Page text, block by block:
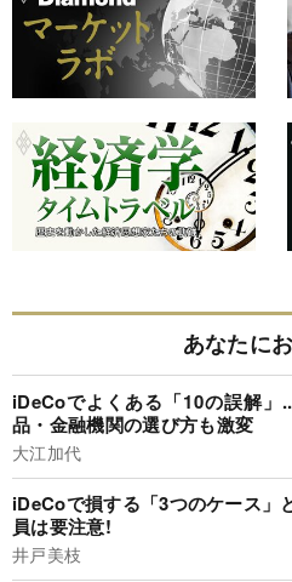
あなたに
iDeCoでよくある「10の誤解」
品・金融機関の選び方も激変
大江加代
iDeCoで損する「3つのケース」
員は要注意!
井戸美枝